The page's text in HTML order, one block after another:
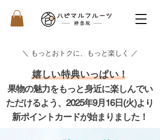
＼ もっとおトクに、もっと楽しく ／
嬉しい特典いっぱい！
果物の魅力をもっと身近に楽しんでい
ただけるよう、 2025年9月16日(火)より
新ポイントカードが始まりました！